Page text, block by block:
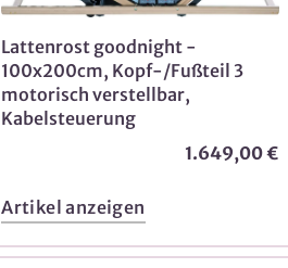
Lattenrost goodnight -
100x200cm, Kopf-/Fußteil 3
motorisch verstellbar,
Kabelsteuerung
1.649,00 €
Artikel anzeigen